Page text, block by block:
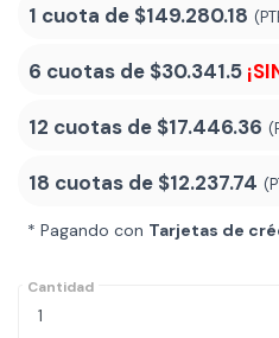
1 cuota de $149.280.18
6 cuotas de $30.341.5
12 cuotas de $17.446.36
18 cuotas de $12.237.74
* Pagando con Tarjetas de
Cantidad